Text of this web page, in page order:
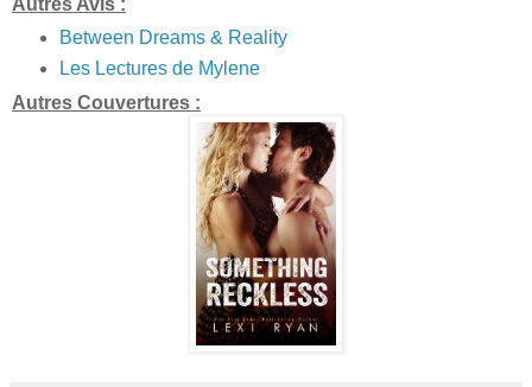
Between Dreams & Reality
Les Lectures de Mylene
Autres Couvertures :